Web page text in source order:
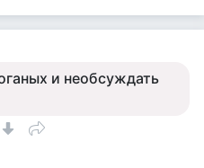
и необсуждать